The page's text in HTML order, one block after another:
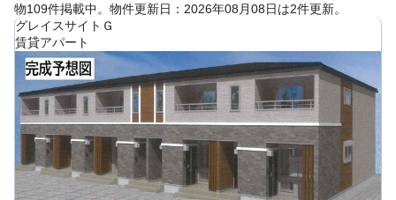
物109件掲載中。物件更新日：2026年08月08日は2件更新。
グレイスサイトＧ
賃貸アパート